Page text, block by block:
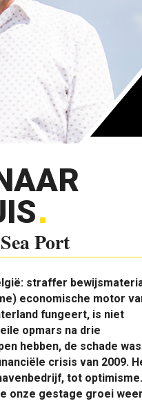
Port
straffer
economische motor
fungeert, is niet
opmars na drie
hebben, de schade was
crisis van 2009.
tot optimisme.
onze gestage groei